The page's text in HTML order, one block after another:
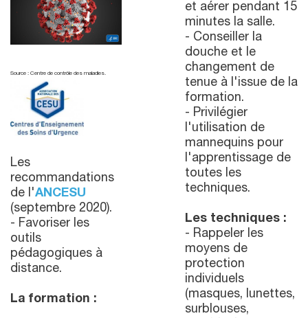
Source : Centre de contrôle des maladies.
Les
recommandations
de l'ANCESU
(septembre 2020).
- Favoriser les
outils
pédagogiques à
distance.
La formation :
et aérer pendant 15
minutes la salle.
- Conseiller la
douche et le
changement de
tenue à l'issue de la
formation.
- Privilégier
l'utilisation de
mannequins pour
l'apprentissage de
toutes les
techniques.
Les techniques :
- Rappeler les
moyens de
protection
individuels
(masques, lunettes,
surblouses,